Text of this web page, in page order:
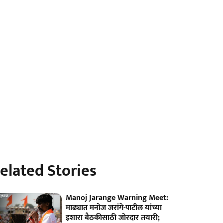
Stories
Manoj Jarange Warning Meet:
माढ्यात मनोज जरांगे-पाटील यांच्या
इशारा बैठकीसाठी जोरदार तयारी;